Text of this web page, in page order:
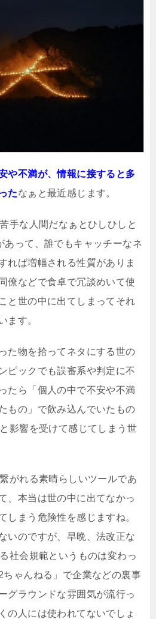
や不満が、情報に接すると多
たなぁと最近感じます。
手な人間だなぁとひしひしと
あって、誰でもキャッチーなネ
れば増幅される性質がありま
僚などで食卓で冗談めいて使
と世の中に出てしまってそれ
ます。
た物を拾ってネタにする世の
ピックでも誤審系や判定に不
たら「個人の中で不安や不満
もの」で飲み込んでいたもの
影響を受けて感じてしまう世
がれる素晴らしいツールであ
、本当は世の中に出てなかっ
しまう危険性を感じますね。
いのですが、早晩、法改正な
社会規範というものは変わっ
ちゃんねる」で企業などの裏事
グラウンドな雰囲気が流行っ
の人には使われてないでしょ